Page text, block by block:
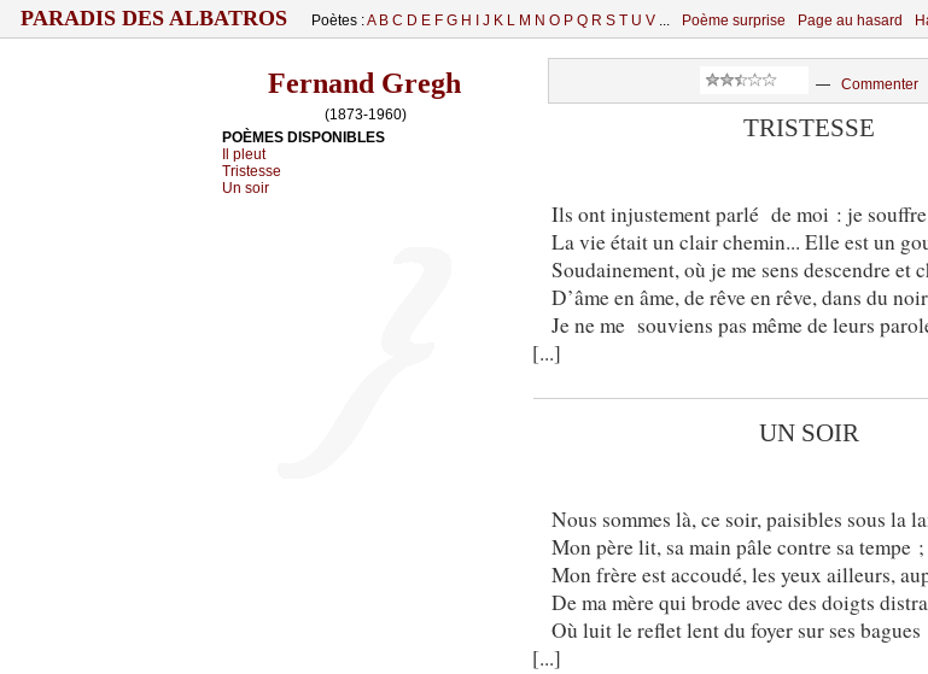
PARADIS DES ALBATROS Poètes :A B C D E F G H J K L M N O P Q R S T U V ... Poème surprise Page au hasard
Fernand Gregh
(1873-1960)
POÈMES DISPONIBLES
Il pleut
Tristesse
Un soir
— Commenter
TRISTESSE
Ils ont injustement parlé de moi : je
La vie était un clair chemin... Elle est un
Soudainement, où je me sens descendre et
D’âme en âme, de rêve en rêve, dans du
Je ne me souviens pas même de leurs
[...]
UN SOIR
Nous sommes là, ce soir, paisibles sous la
Mon père lit, sa main pâle contre sa tempe ;
Mon frère est accoudé, les yeux ailleurs,
De ma mère qui brode avec des doigts
Où luit le reflet lent du foyer sur ses bagues
[...]